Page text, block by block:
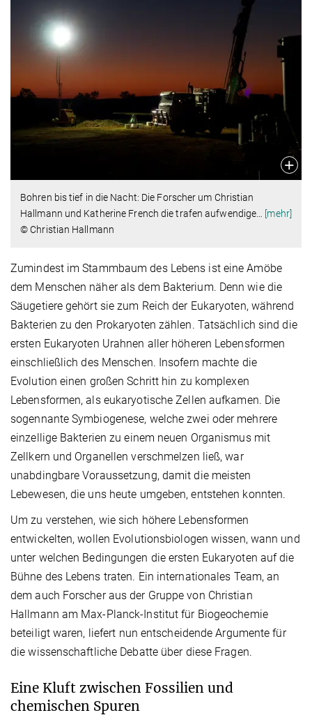
Bohren bis tief in die Nacht: Die Forscher um Christian
Hallmann und Katherine French die trafen aufwendige
[mehr]
© Christian Hallmann
Zumindest im Stammbaum des Lebens ist eine Amöbe
dem Menschen näher als dem Bakterium. Denn wie die
Säugetiere gehört sie zum Reich der Eukaryoten, während
Bakterien zu den Prokaryoten zählen. Tatsächlich sind die
ersten Eukaryoten Urahnen aller höheren Lebensformen
einschließlich des Menschen. Insofern machte die
Evolution einen großen Schritt hin zu komplexen
Lebensformen, als eukaryotische Zellen aufkamen. Die
sogennante Symbiogenese, welche zwei oder mehrere
einzellige Bakterien zu einem neuen Organismus mit
Zellkern und Organellen verschmelzen ließ, war
unabdingbare Voraussetzung, damit die meisten
Lebewesen, die uns heute umgeben, entstehen konnten.
Um zu verstehen, wie sich höhere Lebensformen
entwickelten, wollen Evolutionsbiologen wissen, wann und
unter welchen Bedingungen die ersten Eukaryoten auf die
Bühne des Lebens traten. Ein internationales Team, an
dem auch Forscher aus der Gruppe von Christian
Hallmann am Max-Planck-Institut für Biogeochemie
beteiligt waren, liefert nun entscheidende Argumente für
die wissenschaftliche Debatte über diese Fragen.
Eine Kluft zwischen Fossilien und
chemischen Spuren